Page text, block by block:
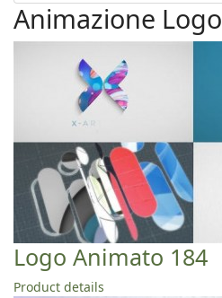
Animazione Logo
Logo Animato 184
Product details